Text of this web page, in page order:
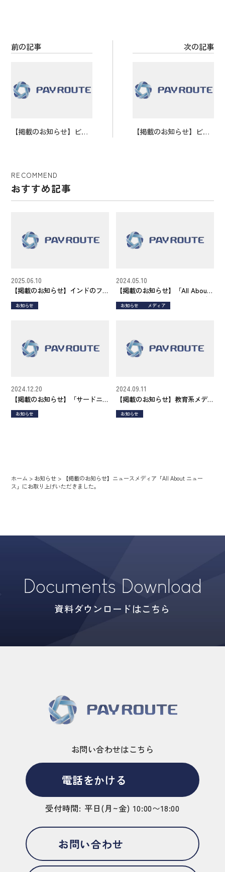
前の記事
【掲載のお知らせ】ビジ
次の記事
【掲載のお知らせ】ビジ
RECOMMEND
おすすめ記事
【掲載のお知らせ】インドのフ
ァイナンス市場について複数メ
ディアでのご紹介
2025.06.10
お知らせ
【掲載のお知らせ】「All About
ニュース」に取り上げていただ
きました。
2024.05.10
お知らせ メディア
【掲載のお知らせ】「サードニ
ュース」
2024.12.20
お知らせ
【掲載のお知らせ】教育系メデ
ィア「ICT教育ニュース」にお取
り上げいただきました。
2024.09.11
お知らせ
ホーム > お知らせ >
【掲載のお知らせ】ニュースメディア「All About ニュー
ス」にお取り上げいただきました。
Documents Download
資料ダウンロードはこちら
お問い合わせはこちら
電話をかける
受付時間: 平日(月~金) 10:00〜18:00
お問い合わせ